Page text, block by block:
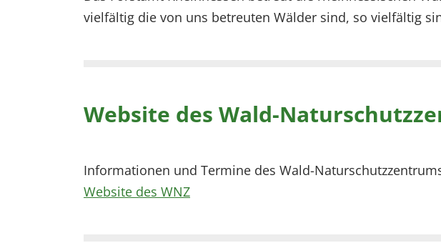
vielfältig die von uns betreuten Wälder sind, so vielfältig
Website des Wald-
Informationen und Termine des Wald-
Website des WNZ
diesen externen Medien Cookies gesetzt.